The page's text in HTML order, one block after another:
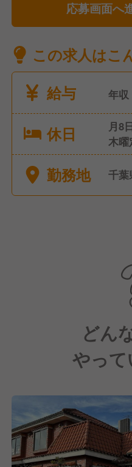
応募画面へ
この求人はこ
給与
年収
休日
月8
木曜定休 ■有
暇 ■
勤務地 千葉
どん
やっ